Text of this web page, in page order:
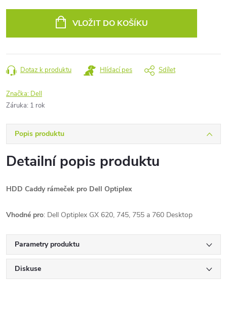
VLOŽIT DO KOŠÍKU
Dotaz k produktu Hlídací pes Sdílet
Značka: Dell
Záruka: 1 rok
Popis produktu
Detailní popis produktu
HDD Caddy rámeček pro Dell Optiplex
Vhodné pro: Dell Optiplex GX 620, 745, 755 a 760 Desktop
Parametry produktu
Diskuse